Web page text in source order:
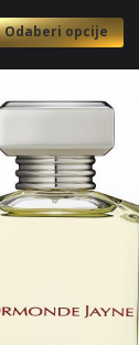
Odaberi opcije